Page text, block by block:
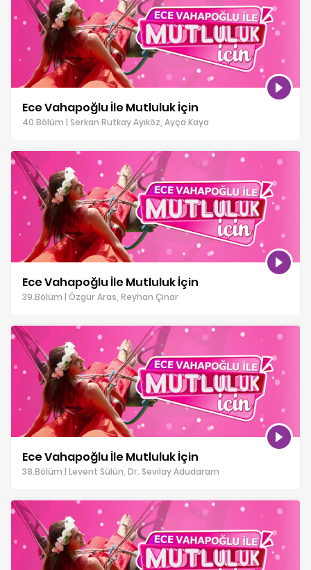
Ece Vahapoğlu İle Mutluluk İçin
40.Bölüm | Serkan Rutkay Ayıköz, Ayça Kaya
Ece Vahapoğlu İle Mutluluk İçin
39.Bölüm | Özgür Aras, Reyhan Çınar
Ece Vahapoğlu İle Mutluluk İçin
38.Bölüm | Levent Sülün, Dr. Sevilay Adudaram